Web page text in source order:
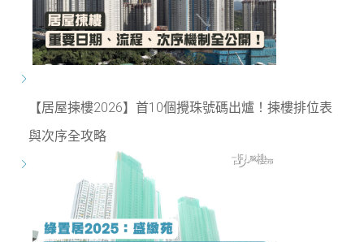
【居屋揀樓2026】首10個攪珠號碼出爐！揀樓排位表
與次序全攻略